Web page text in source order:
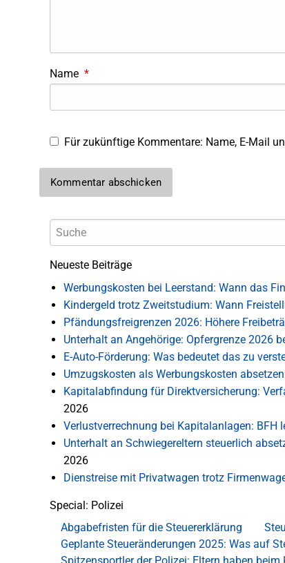
Name *
Für zukünftige Kommentare: Name, E-Mail
Neueste Beiträge
Werbungskosten bei Leerstand: Wann das
Kindergeld trotz Zweitstudium: Wann
Pfändungsfreigrenzen 2026: Höhere
Unterhalt an Angehörige: Opfergrenze 2026
E-Auto-Förderung: Was bedeutet das zu
Umzugskosten als Werbungskosten
Kapitalabfindung für Direktversicherung:
2026
Verlustverrechnung bei Kapitalanlagen: BFH
Unterhalt an Schwiegereltern steuerlich
2026
Dienstreise mit Privatwagen trotz
Special: Polizei
Abgabefristen für die Steuererklärung
Geplante Steueränderungen 2025: Was auf